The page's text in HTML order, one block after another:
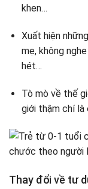
khen…
Xuất hiện
mẹ, không
hét…
Tò mò về thế
giới thậm chí
Thay đổi về tư